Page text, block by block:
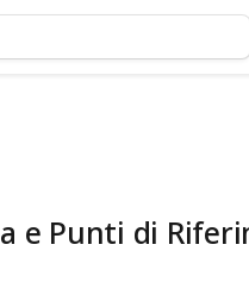
e Punti di